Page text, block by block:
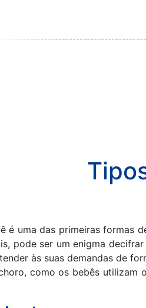
é uma das primeiras formas
pode ser um enigma
às suas demandas de
como os bebês utilizam